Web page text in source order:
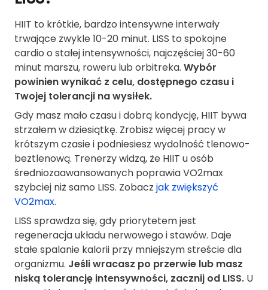
HIIT to krótkie, bardzo intensywne interwały
trwające zwykle 10-20 minut. LISS to spokojne
cardio o stałej intensywności, najczęściej 30-60
minut marszu, roweru lub orbitreka. Wybór
powinien wynikać z celu, dostępnego czasu i
Twojej tolerancji na wysiłek.
Gdy masz mało czasu i dobrą kondycję, HIIT bywa
strzałem w dziesiątkę. Zrobisz więcej pracy w
krótszym czasie i podniesiesz wydolność tlenowo-
beztlenową. Trenerzy widzą, że HIIT u osób
średniozaawansowanych poprawia VO2max
szybciej niż samo LISS. Zobacz jak zwiększyć
VO2max.
LISS sprawdza się, gdy priorytetem jest
regeneracja układu nerwowego i stawów. Daje
stałe spalanie kalorii przy mniejszym streście dla
organizmu. Jeśli wracasz po przerwie lub masz
niską tolerancję intensywności, zacznij od LISS. U